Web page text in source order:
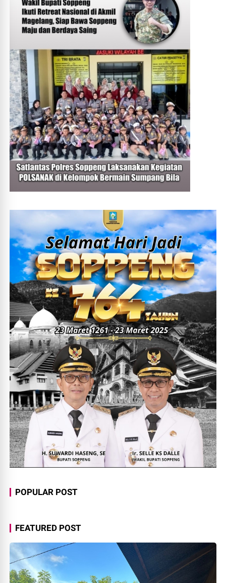
POPULAR POST
FEATURED POST